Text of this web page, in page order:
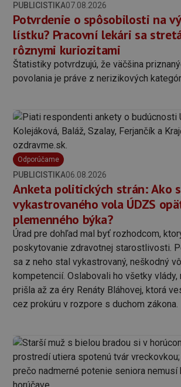
PUBLICISTIKA07.08.2026
Potvrdenie o spôsobilosti na
lístku? Pracovní lekári sa
rôznymi kuriozitami
Štatistiky potvrdzujú, že väčšina
povolania je práve z nerizikových
Odporúčame
PUBLICISTIKA06.08.2026
Anketa politických strán: Ako
vykastrovaného vola ÚDZS
plemenného býka?
Úrad pre dohľad mal byť rozhodcom,
poskytovanie zdravotnej starostlivosti.
sa z neho stal vykastrovaný, neškodný
kompetencií. Oslabovali ho všetky vlády,
prišla až za éry Renáty Bláhovej, ktorá
cez prokúru v rozpore s duchom zákona.